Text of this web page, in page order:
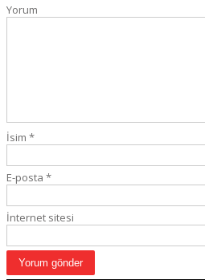
Yorum
İsim *
E-posta *
İnternet sitesi